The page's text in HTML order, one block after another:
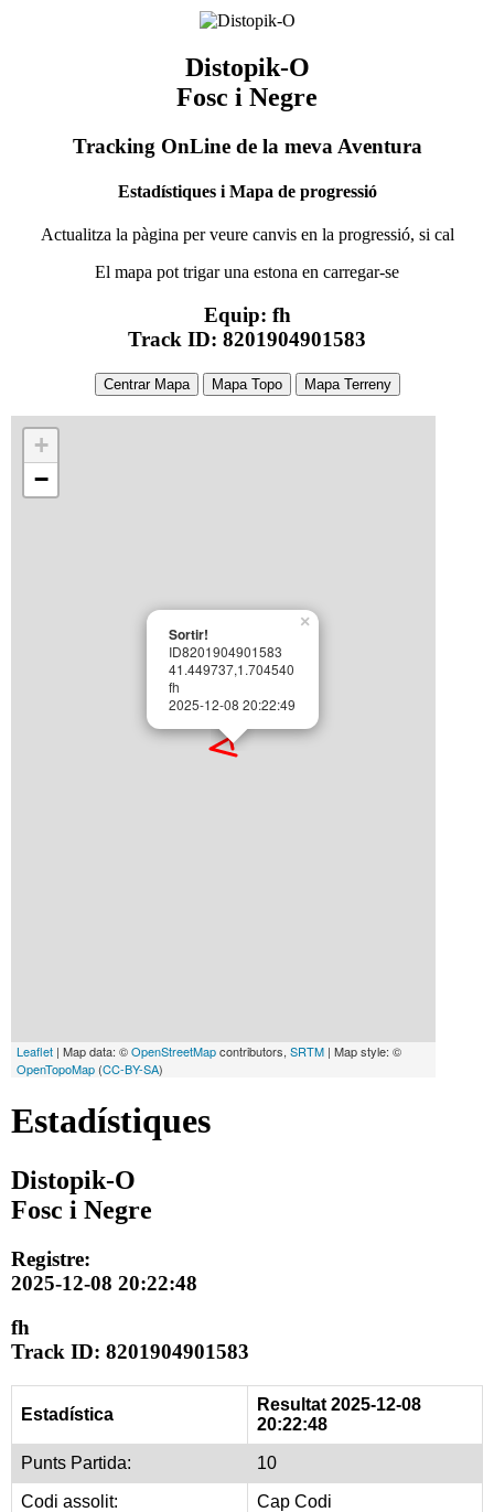
Distopik-O
Fosc i Negre
Tracking OnLine de la meva Aventura
Estadístiques i Mapa de progressió
Actualitza la pàgina per veure canvis en la progressió, si cal
El mapa pot trigar una estona en carregar-se
Equip: fh
Track ID: 8201904901583
Centrar Mapa Mapa Topo Mapa Terreny
Sortir!
ID8201904901583
41.449737,1.704540
fh
2025-12-08 20:22:49
×
+
−
Leaflet | Map data: ©OpenStreetMapcontributors, SRTM | Map style: ©
OpenTopoMap (CC-BY-SA)
Estadístiques
Distopik-O
Fosc i Negre
Registre:
2025-12-08 20:22:48
fh
Track ID: 8201904901583
Estadística
Resultat 2025-12-08
20:22:48
Punts Partida: 10
Codi assolit: Cap Codi